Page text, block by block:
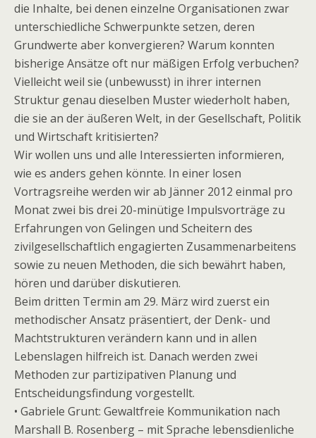
die Inhalte, bei denen einzelne Organisationen zwar
unterschiedliche Schwerpunkte setzen, deren
Grundwerte aber konvergieren? Warum konnten
bisherige Ansätze oft nur mäßigen Erfolg verbuchen?
Vielleicht weil sie (unbewusst) in ihrer internen
Struktur genau dieselben Muster wiederholt haben,
die sie an der äußeren Welt, in der Gesellschaft, Politik
und Wirtschaft kritisierten?
Wir wollen uns und alle Interessierten informieren,
wie es anders gehen könnte. In einer losen
Vortragsreihe werden wir ab Jänner 2012 einmal pro
Monat zwei bis drei 20-minütige Impulsvorträge zu
Erfahrungen von Gelingen und Scheitern des
zivilgesellschaftlich engagierten Zusammenarbeitens
sowie zu neuen Methoden, die sich bewährt haben,
hören und darüber diskutieren.
Beim dritten Termin am 29. März wird zuerst ein
methodischer Ansatz präsentiert, der Denk- und
Machtstrukturen verändern kann und in allen
Lebenslagen hilfreich ist. Danach werden zwei
Methoden zur partizipativen Planung und
Entscheidungsfindung vorgestellt.
• Gabriele Grunt: Gewaltfreie Kommunikation nach
Marshall B. Rosenberg – mit Sprache lebensdienliche